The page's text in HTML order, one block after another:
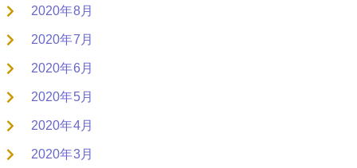
2020年8月
2020年7月
2020年6月
2020年5月
2020年4月
2020年3月